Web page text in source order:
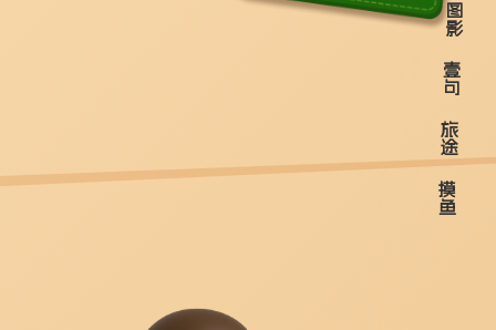
图
影
壹
句
旅
途
摸
鱼